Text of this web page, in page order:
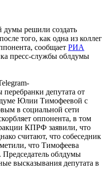
думы решили создать
того, как одна из коллег
сообщает РИА
пресс-службы облдумы
депутата от
Юлии Тимофеевой с
в социальной сети
оппонента, в том
КПРФ заявили, что
считают, что собеседник
что Тимофеева
Председатель облдумы
высказывания депутата в